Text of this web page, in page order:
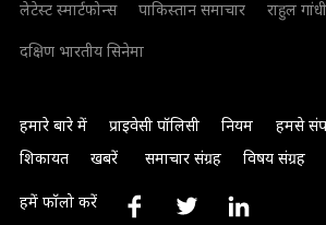
लेटेस्ट स्मार्टफोन्स
पाकिस्तान समाचार राहुल गांधी
दक्षिण भारतीय सिनेमा
हमारे बारे में प्राइवेसी पॉलिसी नियम हमसे
शिकायत
खबरें समाचार संग्रह विषय संग्रह
हमें फॉलो करें